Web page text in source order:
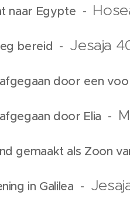
naar Egypte -
bereid - Jesaja
door een
door Elia -
gemaakt als Zoon
in Galilea -